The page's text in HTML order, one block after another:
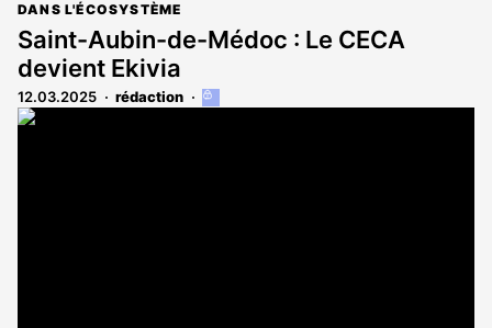
DANS L'ÉCOSYSTÈME
Saint-Aubin-de-Médoc : Le CECA
devient Ekivia
12.03.2025 rédaction
Cet